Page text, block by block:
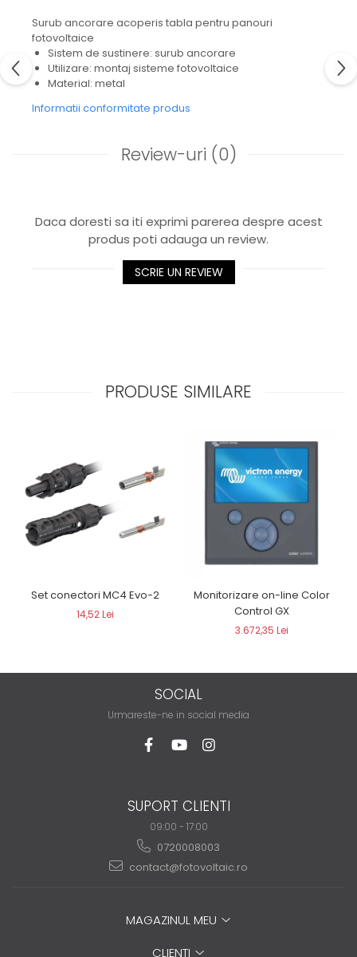
Surub ancorare acoperis tabla pentru panouri
fotovoltaice
Sistem de sustinere: surub ancorare
Utilizare: montaj sisteme fotovoltaice
Material: metal
Informatii conformitate produs
Review-uri (0)
Daca doresti sa iti exprimi parerea despre acest
produs poti adauga un review.
SCRIE UN REVIEW
PRODUSE SIMILARE
Set conectori MC4 Evo-2
14,52 Lei
Monitorizare on-line Color
Control GX
3.672,35 Lei
SOCIAL
Urmareste-ne in social media
SUPORT CLIENTI
09:00 - 17:00
0720008003
contact@fotovoltaic.ro
MAGAZINUL MEU
CLIENTI